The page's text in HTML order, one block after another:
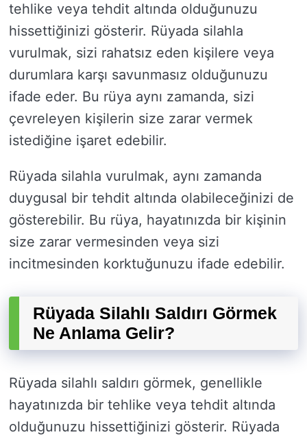
tehlike veya tehdit altında olduğunuzu
hissettiğinizi gösterir. Rüyada silahla
vurulmak, sizi rahatsız eden kişilere veya
durumlara karşı savunmasız olduğunuzu
ifade eder. Bu rüya aynı zamanda, sizi
çevreleyen kişilerin size zarar vermek
istediğine işaret edebilir.
Rüyada silahla vurulmak, aynı zamanda
duygusal bir tehdit altında olabileceğinizi de
gösterebilir. Bu rüya, hayatınızda bir kişinin
size zarar vermesinden veya sizi
incitmesinden korktuğunuzu ifade edebilir.
Rüyada Silahlı Saldırı Görmek
Ne Anlama Gelir?
Rüyada silahlı saldırı görmek, genellikle
hayatınızda bir tehlike veya tehdit altında
olduğunuzu hissettiğinizi gösterir. Rüyada